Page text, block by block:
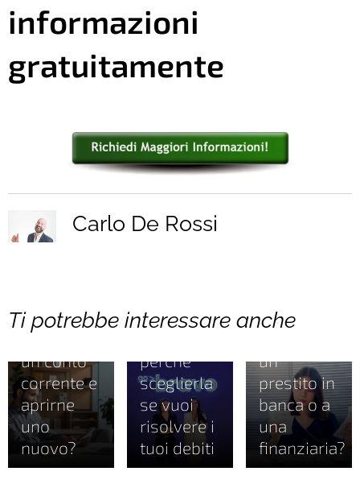
informazioni
gratuitamente
Carlo De Rossi
Ti potrebbe interessare anche
Come
chiudere
un conto
corrente e
aprirne
uno
nuovo?
Go bravo,
perchè
sceglierla
se vuoi
risolvere i
tuoi debiti
È meglio
un
prestito in
banca o a
una
finanziaria?